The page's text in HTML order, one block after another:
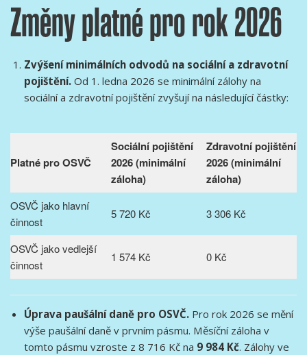
Změny platné pro rok 2026
Zvýšení minimálních odvodů na sociální a zdravotní
pojištění.Od 1. ledna 2026 se minimální zálohy na
sociální a zdravotní pojištění zvyšují na následující částky:
Platné pro OSVČ
Sociální pojištění
2026 (minimální
záloha)
Zdravotní pojištění
2026 (minimální
záloha)
OSVČ jako hlavní
činnost
5 720 Kč 3 306 Kč
OSVČ jako vedlejší
činnost
1 574 Kč 0 Kč
Úprava paušální daně pro OSVČ. Pro rok 2026 se mění
výše paušální daně v prvním pásmu. Měsíční záloha v
tomto pásmu vzroste z 8 716 Kč na 9 984 Kč. Zálohy ve